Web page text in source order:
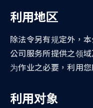
利用地区
除法令另有规定外，
公司服务所提供之领
为作业之必要，利用
利用对象